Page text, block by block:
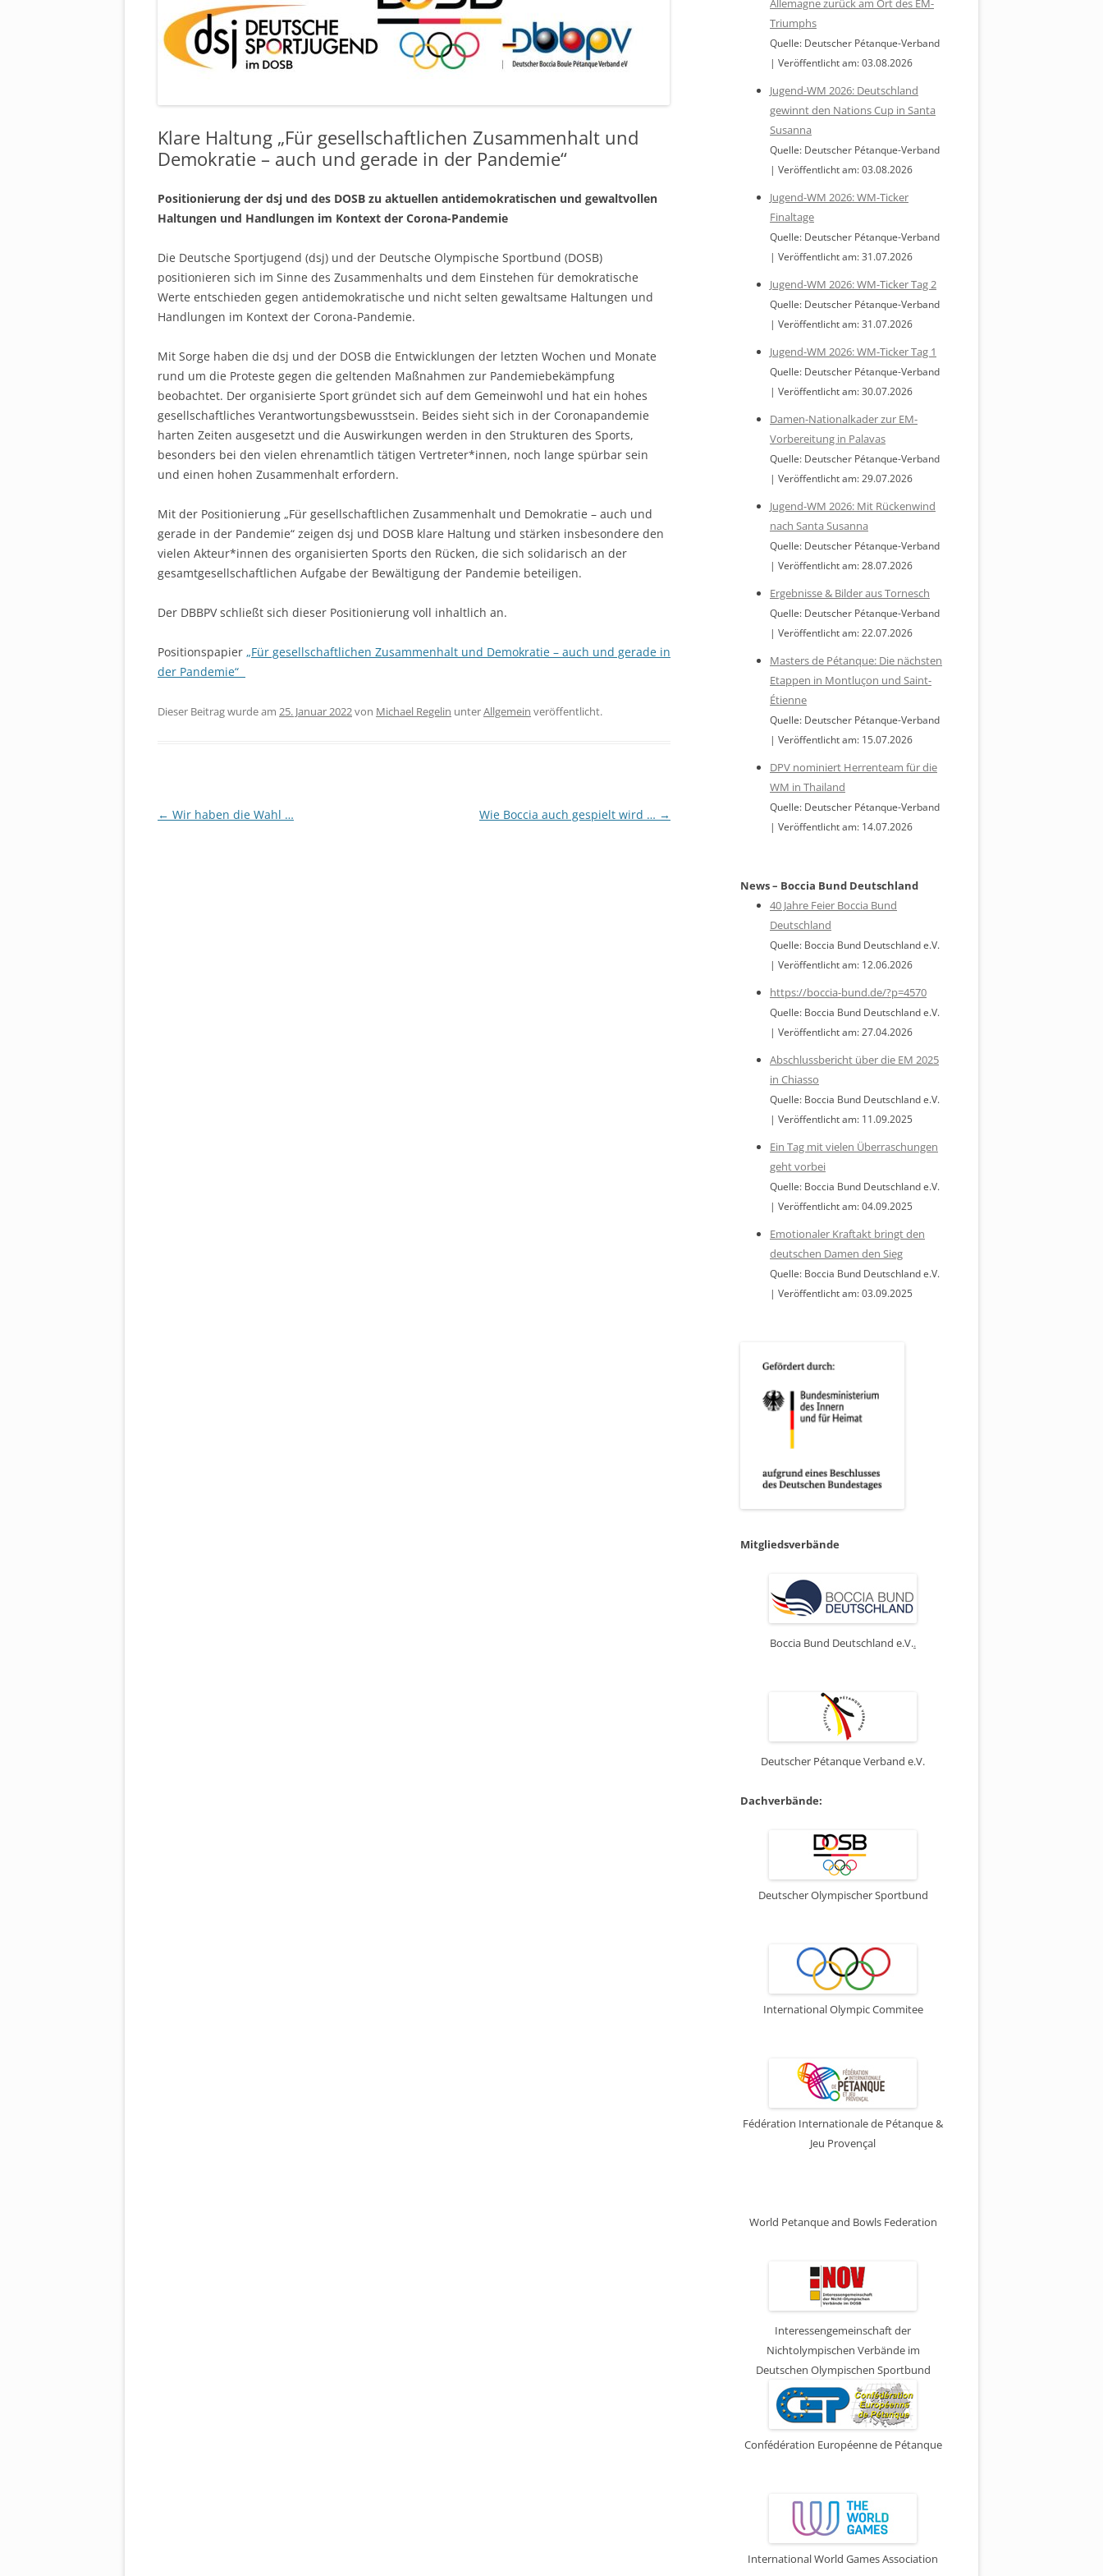
Klare Haltung „Für gesellschaftlichen Zusammenhalt und
Demokratie – auch und gerade in der Pandemie“
Positionierung der dsj und des DOSB zu aktuellen antidemokratischen und gewaltvollen
Haltungen und Handlungen im Kontext der Corona-Pandemie
Die Deutsche Sportjugend (dsj) und der Deutsche Olympische Sportbund (DOSB)
positionieren sich im Sinne des Zusammenhalts und dem Einstehen für demokratische
Werte entschieden gegen antidemokratische und nicht selten gewaltsame Haltungen und
Handlungen im Kontext der Corona-Pandemie.
Mit Sorge haben die dsj und der DOSB die Entwicklungen der letzten Wochen und Monate
rund um die Proteste gegen die geltenden Maßnahmen zur Pandemiebekämpfung
beobachtet. Der organisierte Sport gründet sich auf dem Gemeinwohl und hat ein hohes
gesellschaftliches Verantwortungsbewusstsein. Beides sieht sich in der Coronapandemie
harten Zeiten ausgesetzt und die Auswirkungen werden in den Strukturen des Sports,
besonders bei den vielen ehrenamtlich tätigen Vertreter*innen, noch lange spürbar sein
und einen hohen Zusammenhalt erfordern.
Mit der Positionierung „Für gesellschaftlichen Zusammenhalt und Demokratie – auch und
gerade in der Pandemie“ zeigen dsj und DOSB klare Haltung und stärken insbesondere den
vielen Akteur*innen des organisierten Sports den Rücken, die sich solidarisch an der
gesamtgesellschaftlichen Aufgabe der Bewältigung der Pandemie beteiligen.
Der DBBPV schließt sich dieser Positionierung voll inhaltlich an.
Positionspapier „Für gesellschaftlichen Zusammenhalt und Demokratie – auch und gerade in
der Pandemie“
Dieser Beitrag wurde am 25. Januar 2022von Michael Regelin unterAllgemein veröffentlicht.
Beitragsnavigation
← Wir haben die Wahl … Wie Boccia auch gespielt wird … →
Allemagne zurück am Ort des EM-
Triumphs
Quelle: Deutscher Pétanque-Verband
Veröffentlicht am: 03.08.2026
Jugend-WM 2026: Deutschland
gewinnt den Nations Cup in Santa
Susanna
Quelle: Deutscher Pétanque-Verband
Veröffentlicht am: 03.08.2026
Jugend-WM 2026: WM-Ticker
Finaltage
Quelle: Deutscher Pétanque-Verband
Veröffentlicht am: 31.07.2026
Jugend-WM 2026: WM-Ticker Tag 2
Quelle: Deutscher Pétanque-Verband
Veröffentlicht am: 31.07.2026
Jugend-WM 2026: WM-Ticker Tag 1
Quelle: Deutscher Pétanque-Verband
Veröffentlicht am: 30.07.2026
Damen-Nationalkader zur EM-
Vorbereitung in Palavas
Quelle: Deutscher Pétanque-Verband
Veröffentlicht am: 29.07.2026
Jugend-WM 2026: Mit Rückenwind
nach Santa Susanna
Quelle: Deutscher Pétanque-Verband
Veröffentlicht am: 28.07.2026
Ergebnisse & Bilder aus Tornesch
Quelle: Deutscher Pétanque-Verband
Veröffentlicht am: 22.07.2026
Masters de Pétanque: Die nächsten
Etappen in Montluçon und Saint-
Étienne
Quelle: Deutscher Pétanque-Verband
Veröffentlicht am: 15.07.2026
DPV nominiert Herrenteam für die
WM in Thailand
Quelle: Deutscher Pétanque-Verband
Veröffentlicht am: 14.07.2026
News – Boccia Bund Deutschland
40 Jahre Feier Boccia Bund
Deutschland
Quelle: Boccia Bund Deutschland e.V.
Veröffentlicht am: 12.06.2026
https://boccia-bund.de/?p=4570
Quelle: Boccia Bund Deutschland e.V.
Veröffentlicht am: 27.04.2026
Abschlussbericht über die EM 2025
in Chiasso
Quelle: Boccia Bund Deutschland e.V.
Veröffentlicht am: 11.09.2025
Ein Tag mit vielen Überraschungen
geht vorbei
Quelle: Boccia Bund Deutschland e.V.
Veröffentlicht am: 04.09.2025
Emotionaler Kraftakt bringt den
deutschen Damen den Sieg
Quelle: Boccia Bund Deutschland e.V.
Veröffentlicht am: 03.09.2025
Mitgliedsverbände
Boccia Bund Deutschland e.V..
Deutscher Pétanque Verband e.V.
Dachverbände:
Deutscher Olympischer Sportbund
International Olympic Commitee
Fédération Internationale de Pétanque &
Jeu Provençal
World Petanque and Bowls Federation
Interessengemeinschaft der
Nichtolympischen Verbände im
Deutschen Olympischen Sportbund
Confédération Européenne de Pétanque
International World Games Association